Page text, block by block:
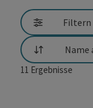
Filtern
Sortierung
11 Ergebnisse